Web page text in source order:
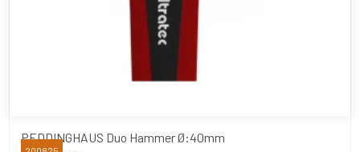
PEDDINGHAUS Duo Hammer Ø:40mm